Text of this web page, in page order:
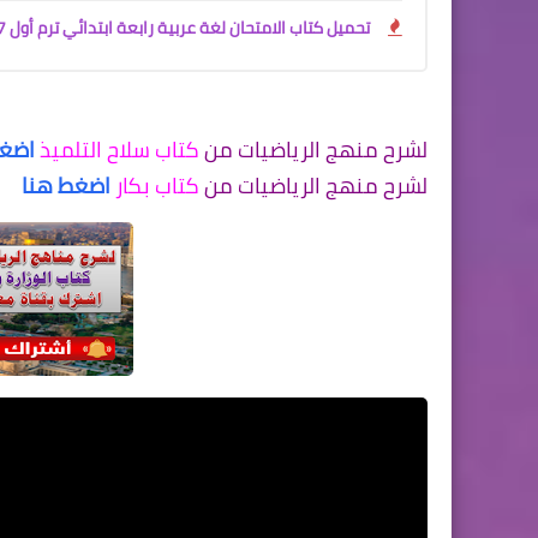
تحميل كتاب الامتحان لغة عربية رابعة ابتدائي ترم أول 2027 PDF مع ملحق التقييمات مجانًا
لشرح منهج الرياضيات منكتاب سلاح التلميذ
لشرح منهج الرياضيات منكتاب بكار اضغط هنا